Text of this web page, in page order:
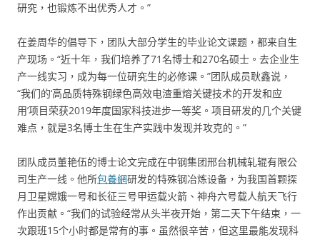
研究，也锻炼不出优秀人才。”
在姜周华的倡导下，团队大部分学生的毕业论文课题，都来自生
产现场。“近十年，我们培养了71名博士和270名硕士。去企业生
产一线实习，成为每一位研究生的必修课。”团队成员耿鑫说，
“我们的‘高品质特殊钢绿色高效电渣重熔关键技术的开发和应
用’项目荣获2019年度国家科技进步一等奖。项目研发的几个关键
难点，就是3名博士生在生产实践中发现并攻克的。”
团队成员董艳伍的博士论文完成在中钢集团邢台机械轧辊有限公
司生产一线。他所包養網研发的特殊钢冶炼设备，为我国首颗探
月卫星嫦娥一号和长征三号甲运载火箭、神舟六号载人航天飞行
作出贡献。“我们的试验经常从头半夜开始，第二天下午结束，一
次跟班15个小时都是常有的事。虽然很辛苦，但这里最能发现科